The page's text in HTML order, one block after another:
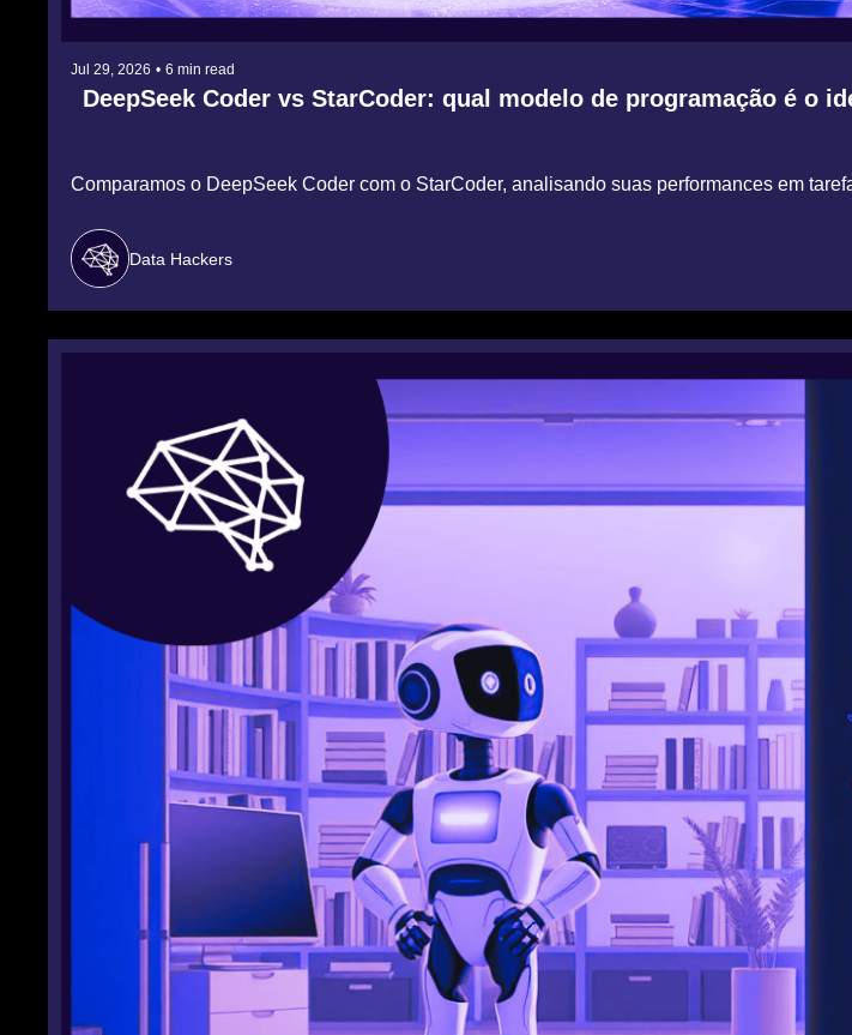
Jul 29, 2026 • 6 min read
DeepSeek Coder vs StarCoder: qual modelo de programação é o
Comparamos o DeepSeek Coder com o StarCoder, analisando suas performances em
Data Hackers